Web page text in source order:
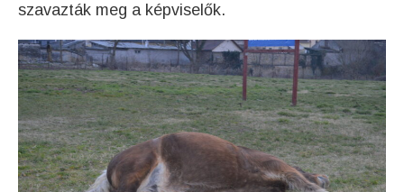
szavazták meg a képviselők.